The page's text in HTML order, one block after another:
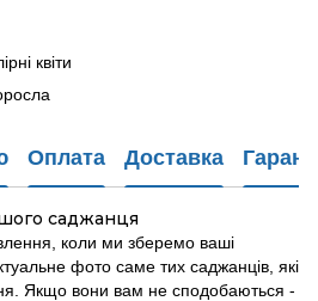
квіти
Оплата Доставка
саджанця
коли ми зберемо ваші
фото саме тих саджанців, які
Якщо вони вам не сподобаються -